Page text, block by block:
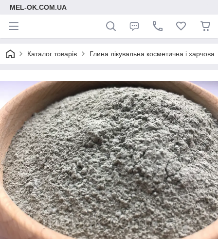
MEL-OK.COM.UA
Каталог товарів Глина лікувальна косметична і харчова